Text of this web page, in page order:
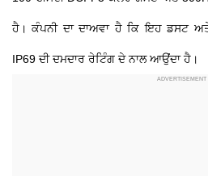
ਹੈ। ਕੰਪਨੀ ਦਾ ਦਾਅਵਾ ਹੈ ਕਿ ਇਹ ਡਸਟ
IP69 ਦੀ ਦਮਦਾਰ ਰੇਟਿੰਗ ਦੇ ਨਾਲ ਆਉਂਦਾ ਹੈ।